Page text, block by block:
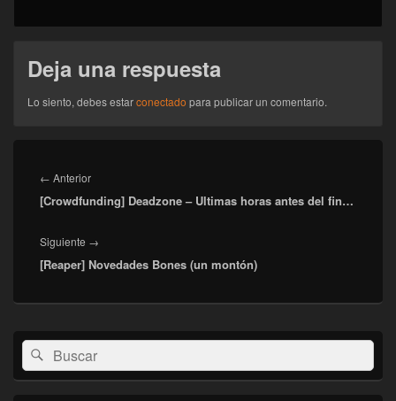
Deja una respuesta
Lo siento, debes estarconectado para publicar un comentario.
de
entradas
← AnteriorEntrada
anterior:
[Crowdfunding] Deadzone – Ultimas horas antes del fin…
Siguiente →
siguiente:
[Reaper] Novedades Bones (un montón)
El
área
de
widget
Buscar
por:
Buscar